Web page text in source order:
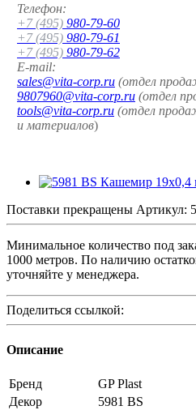
Телефон:
+7 (495) 980-79-60
+7 (495) 980-79-61
+7 (495) 980-79-62
E-mail:
sales@vita-corp.ru (отдел
9807960@vita-corp.ru (отдел
tools@vita-corp.ru (отдел
и материалов)
Поставки прекращены Артикул:
Минимальное количество под
1000 метров. По наличию
уточняйте у менеджера.
Поделиться ссылкой:
Описание
Бренд
GP Plast
Декор
5981 BS